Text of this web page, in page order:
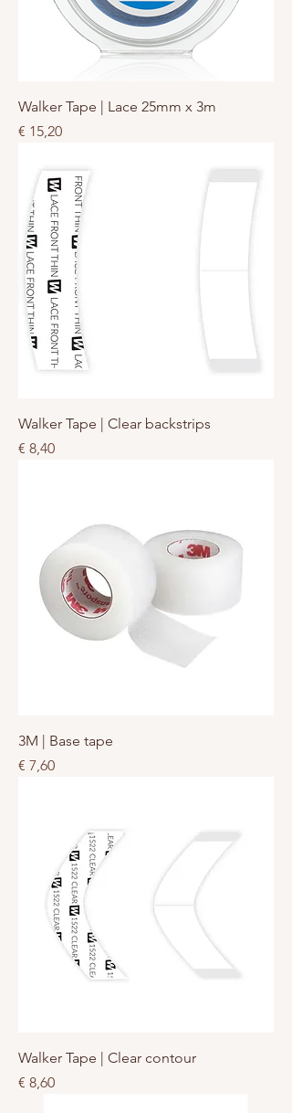
Walker Tape | Lace 25mm x 3m
Prijs
€ 15,20
Walker Tape | Clear backstrips
Prijs
€ 8,40
3M | Base tape
Prijs
€ 7,60
Walker Tape | Clear contour
Prijs
€ 8,60